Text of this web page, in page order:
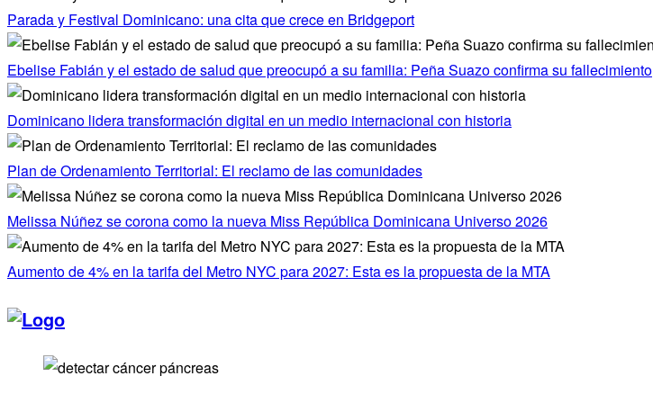
Parada y Festival Dominicano: una cita que crece en Bridgeport
Ebelise Fabián y el estado de salud que preocupó a su familia: Peña Suazo confirma su fallecimiento
Dominicano lidera transformación digital en un medio internacional con historia
Plan de Ordenamiento Territorial: El reclamo de las comunidades
Melissa Núñez se corona como la nueva Miss República Dominicana Universo 2026
Aumento de 4% en la tarifa del Metro NYC para 2027: Esta es la propuesta de la MTA